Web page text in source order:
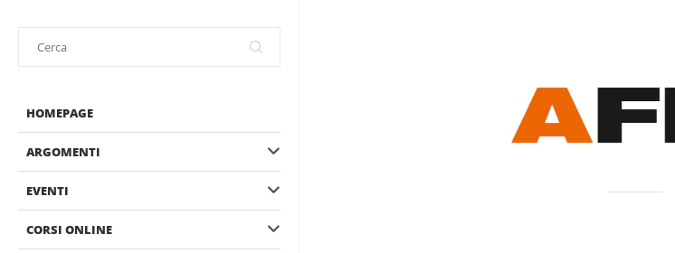
HOMEPAGE
ARGOMENTI
EVENTI
CORSI ONLINE